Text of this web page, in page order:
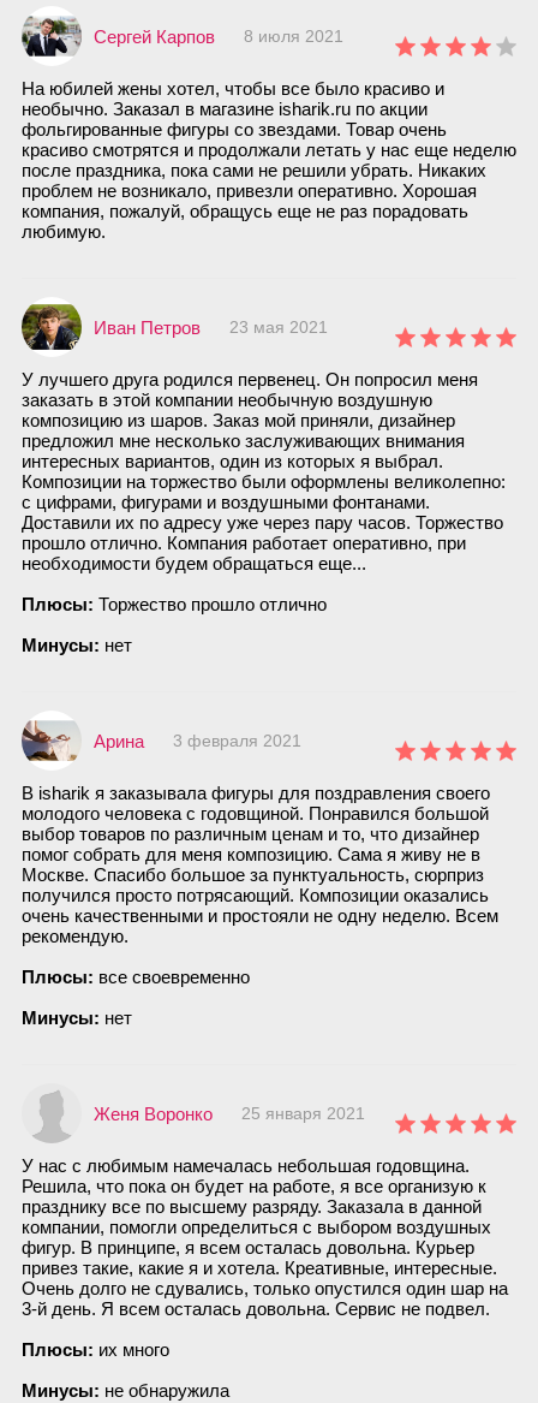
Сергей Карпов 8 июля 2021
На юбилей жены хотел, чтобы все было красиво и
необычно. Заказал в магазине isharik.ru по акции
фольгированные фигуры со звездами. Товар очень
красиво смотрятся и продолжали летать у нас еще неделю
после праздника, пока сами не решили убрать. Никаких
проблем не возникало, привезли оперативно. Хорошая
компания, пожалуй, обращусь еще не раз порадовать
любимую.
Иван Петров 23 мая 2021
У лучшего друга родился первенец. Он попросил меня
заказать в этой компании необычную воздушную
композицию из шаров. Заказ мой приняли, дизайнер
предложил мне несколько заслуживающих внимания
интересных вариантов, один из которых я выбрал.
Композиции на торжество были оформлены великолепно:
с цифрами, фигурами и воздушными фонтанами.
Доставили их по адресу уже через пару часов. Торжество
прошло отлично. Компания работает оперативно, при
необходимости будем обращаться еще...
Плюсы: Торжество прошло отлично
Минусы: нет
Арина 3 февраля 2021
В isharik я заказывала фигуры для поздравления своего
молодого человека с годовщиной. Понравился большой
выбор товаров по различным ценам и то, что дизайнер
помог собрать для меня композицию. Сама я живу не в
Москве. Спасибо большое за пунктуальность, сюрприз
получился просто потрясающий. Композиции оказались
очень качественными и простояли не одну неделю. Всем
рекомендую.
Плюсы: все своевременно
Минусы: нет
Женя Воронко 25 января 2021
У нас с любимым намечалась небольшая годовщина.
Решила, что пока он будет на работе, я все организую к
празднику все по высшему разряду. Заказала в данной
компании, помогли определиться с выбором воздушных
фигур. В принципе, я всем осталась довольна. Курьер
привез такие, какие я и хотела. Креативные, интересные.
Очень долго не сдувались, только опустился один шар на
3-й день. Я всем осталась довольна. Сервис не подвел.
Плюсы: их много
Минусы: не обнаружила